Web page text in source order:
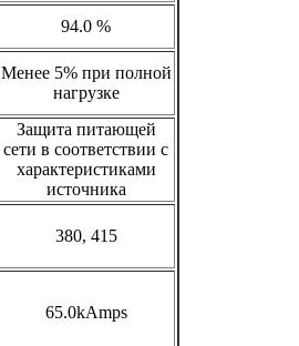
94.0 %
Менее 5% при полной
нагрузке
Защита питающей
сети в соответствии с
характеристиками
источника
380, 415
65.0kAmps